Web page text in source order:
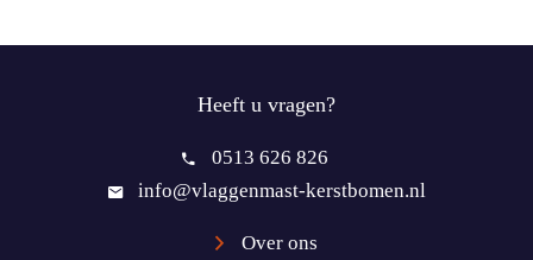
Heeft u vragen?
0513 626 826
info@vlaggenmast-kerstbomen.nl
Over ons